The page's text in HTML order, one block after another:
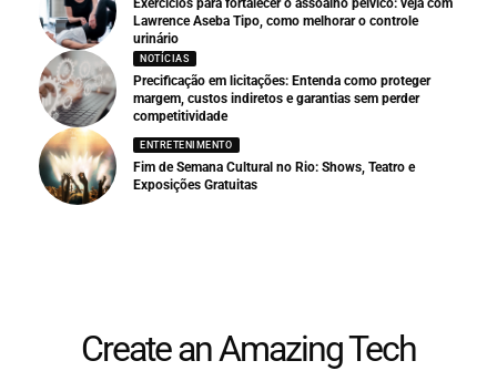
Exercícios para fortalecer o assoalho pélvico: veja com
Lawrence Aseba Tipo, como melhorar o controle
urinário
NOTÍCIAS
Precificação em licitações: Entenda como proteger
margem, custos indiretos e garantias sem perder
competitividade
ENTRETENIMENTO
Fim de Semana Cultural no Rio: Shows, Teatro e
Exposições Gratuitas
Create an Amazing Tech